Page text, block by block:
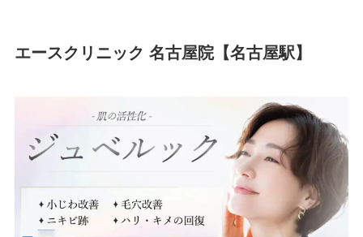
エースクリニック 名古屋院【名古屋駅】